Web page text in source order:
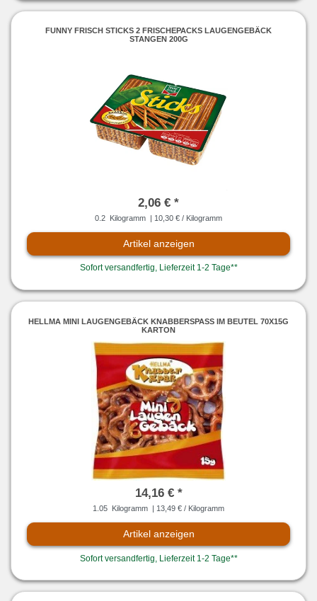
FUNNY FRISCH STICKS 2 FRISCHEPACKS LAUGENGEBÄCK
STANGEN 200G
2,06 € *
0.2 Kilogramm | 10,30 € / Kilogramm
Artikel anzeigen
Sofort versandfertig, Lieferzeit 1-2 Tage**
HELLMA MINI LAUGENGEBÄCK KNABBERSPASS IM BEUTEL 70X15G K
ARTON
14,16 € *
1.05 Kilogramm | 13,49 € / Kilogramm
Artikel anzeigen
Sofort versandfertig, Lieferzeit 1-2 Tage**